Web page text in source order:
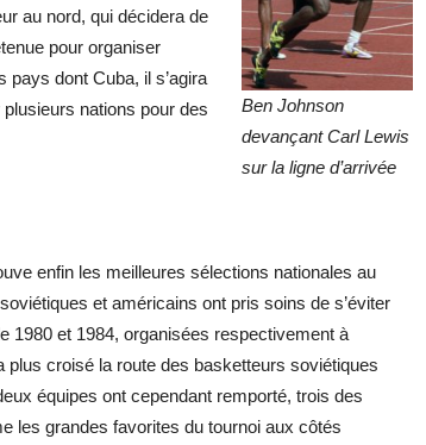
Ben Johnson
devançant Carl Lewis
sur la ligne d’arrivée
au nord, qui décidera de
pour organiser
pays dont Cuba, il s’agira
nations pour des
enfin les meilleures sélections nationales au
et américains ont pris soins de s’éviter
1980 et 1984, organisées respectivement à
plus croisé la route des basketteurs soviétiques
équipes ont cependant remporté, trois des
les grandes favorites du tournoi aux côtés